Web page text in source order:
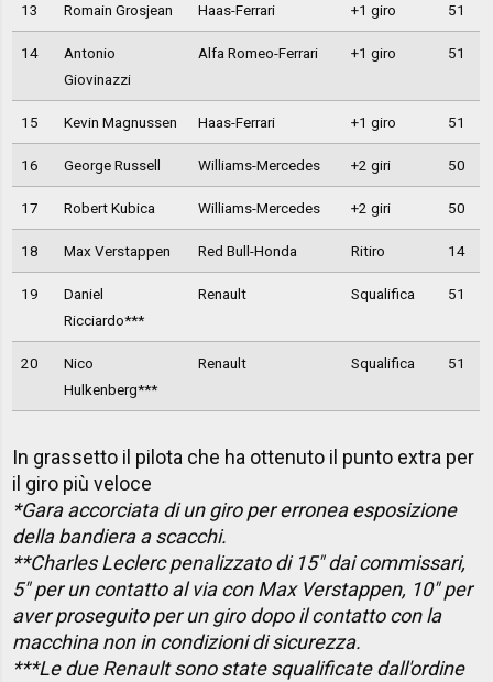
13 Romain Grosjean Haas-Ferrari +1 giro 51
14
Antonio
Giovinazzi
Alfa Romeo-Ferrari +1 giro 51
15 Kevin Magnussen Haas-Ferrari +1 giro 51
16 George Russell Williams-Mercedes +2 giri 50
17 Robert Kubica Williams-Mercedes +2 giri 50
18 Max Verstappen Red Bull-Honda Ritiro 14
19
Daniel
Ricciardo***
Renault Squalifica 51
20
Nico
Hulkenberg***
Renault Squalifica 51
In grassetto il pilota che ha ottenuto il punto extra per
il giro più veloce
*Gara accorciata di un giro per erronea esposizione
della bandiera a scacchi.
**Charles Leclerc penalizzato di 15" dai commissari,
5" per un contatto al via con Max Verstappen, 10" per
aver proseguito per un giro dopo il contatto con la
macchina non in condizioni di sicurezza.
***Le due Renault sono state squalificate dall'ordine